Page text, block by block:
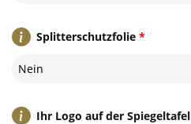
*
Splitterschutzfolie
Nein
Ihr Logo auf der Spiegeltafel